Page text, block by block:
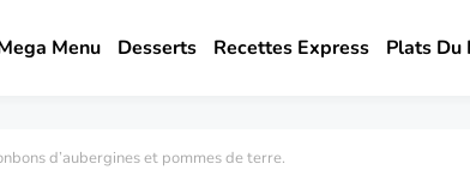
Menu Desserts Recettes Express Plats Du
d’aubergines et pommes de terre.